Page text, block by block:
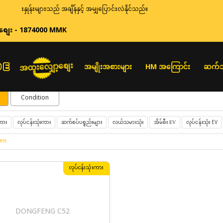
းနှုန်းများသည် အချိန်နှင့် အမျှပြောင်းလဲနိုင်သည်။
း - 1874000 MMK
အထူးလျှော့စျေး အမျိုးအစားများ HM အကြောင်း ဆက်
Condition
း လုပ်ငန်းသုံးကား ဆက်စပ်ပစ္စည်းများ လယ်သမားသုံး အိမ်စီး EV လုပ်ငန်းသုံး EV
လုပ်ငန်းသုံးကား